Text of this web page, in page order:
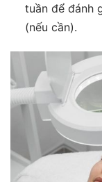
tuần để đánh
(nếu cần).